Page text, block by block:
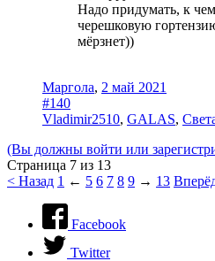
Надо придумать, к
черешковую
мёрзнет))
Маргола, 2 май 2021
#140
Vladimir2510, GALAS,
(Вы должны войти или
Страница 7 из 13
< Назад 1 ← 5 6 7 8 9 → 13
Facebook
Twitter